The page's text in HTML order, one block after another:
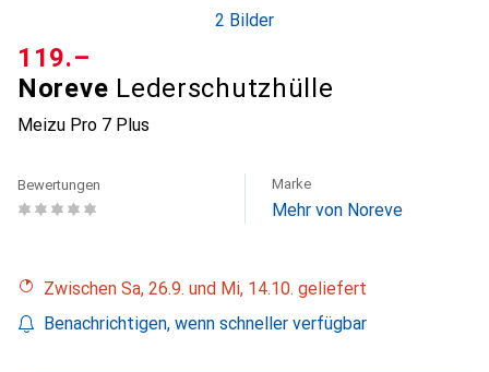
2 Bilder
Noreve Lederschutzhülle
Meizu Pro 7 Plus
CHF
119.–
Bewertungen Marke
Mehr von Noreve
Zwischen Sa, 26.9. und Mi, 14.10. geliefert
Benachrichtigen, wenn schneller verfügbar